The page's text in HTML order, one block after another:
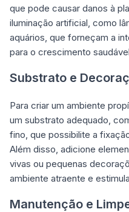
que pode causar danos à
iluminação artificial, como
aquários, que forneçam a
para o crescimento
Substrato e
Para criar um ambiente
um substrato adequado,
fino, que possibilite a
Além disso, adicione
vivas ou pequenas
ambiente atraente e
Manutenção e